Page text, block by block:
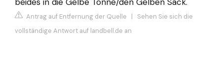
Antrag auf Entfernung der Quelle | Sehen Sie sich die
vollständige Antwort auf landbell.de an